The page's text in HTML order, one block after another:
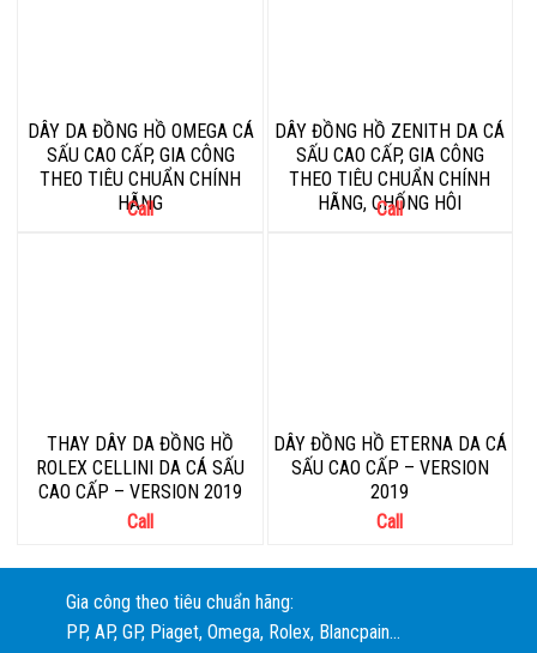
DÂY DA ĐỒNG HỒ OMEGA CÁ
SẤU CAO CẤP, GIA CÔNG
THEO TIÊU CHUẨN CHÍNH
HÃNG
Call
DÂY ĐỒNG HỒ ZENITH DA CÁ
SẤU CAO CẤP, GIA CÔNG
THEO TIÊU CHUẨN CHÍNH
HÃNG, CHỐNG HÔI
Call
THAY DÂY DA ĐỒNG HỒ
ROLEX CELLINI DA CÁ SẤU
CAO CẤP – VERSION 2019
Call
DÂY ĐỒNG HỒ ETERNA DA CÁ
SẤU CAO CẤP – VERSION
2019
Call
Gia công theo tiêu chuẩn hãng:
PP, AP, GP, Piaget, Omega, Rolex, Blancpain...